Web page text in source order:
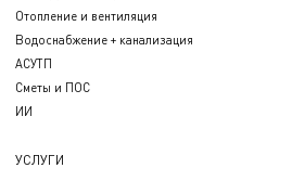
Отопление и вентиляция
Водоснабжение + канализация
АСУТП
Сметы и ПОС
ИИ
УСЛУГИ